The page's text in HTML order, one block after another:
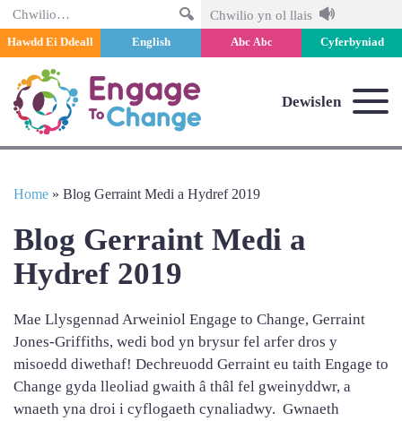
Chwilio Chwilio yn ol llais
Hawdd Ei Ddeall English Abc Abc Cyferbyniad
Dewislen
Home » Blog Gerraint Medi a Hydref 2019
Blog Gerraint Medi a
Hydref 2019
Mae Llysgennad Arweiniol Engage to Change, Gerraint
Jones-Griffiths, wedi bod yn brysur fel arfer dros y
misoedd diwethaf! Dechreuodd Gerraint eu taith Engage to
Change gyda lleoliad gwaith â thâl fel gweinyddwr, a
wnaeth yna droi i cyflogaeth cynaliadwy. Gwnaeth